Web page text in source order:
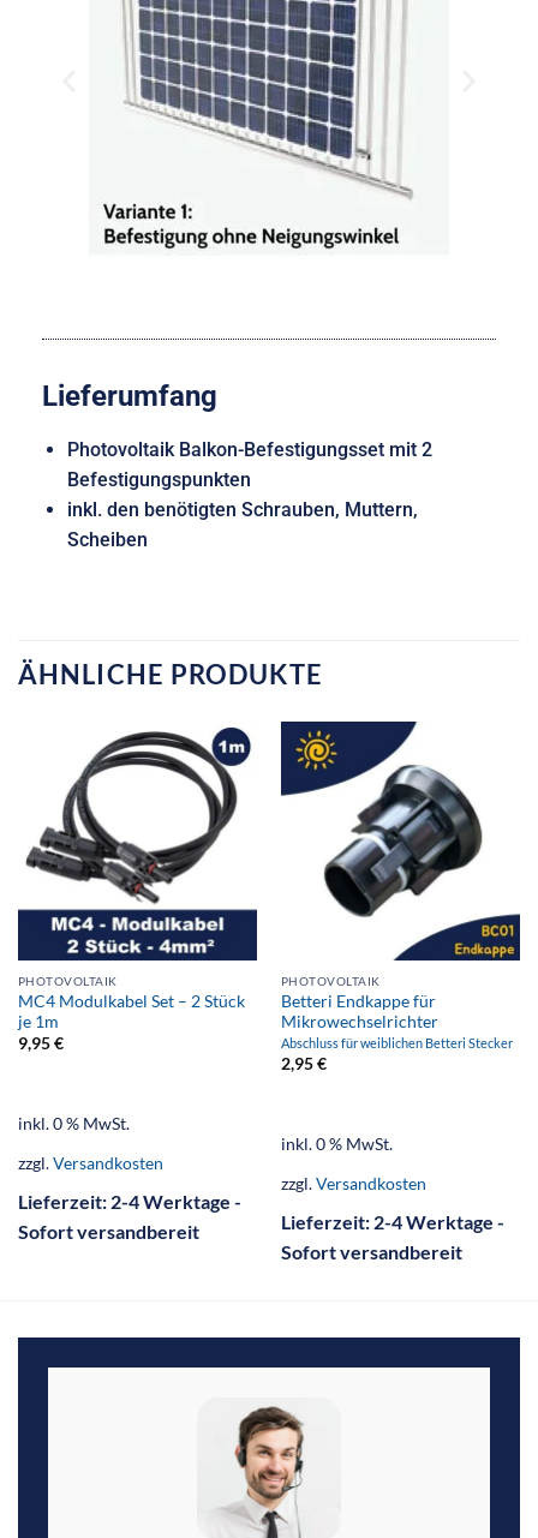
Lieferumfang
Photovoltaik Balkon-Befestigungsset mit 2
Befestigungspunkten
inkl. den benötigten Schrauben, Muttern,
Scheiben
ÄHNLICHE PRODUKTE
PHOTOVOLTAIK
MC4 Modulkabel Set – 2 Stück
je 1m
9,95€
inkl. 0 % MwSt.
zzgl.Versandkosten
Lieferzeit: 2-4 Werktage -
Sofort versandbereit
PHOTOVOLTAIK
Betteri Endkappe für
Mikrowechselrichter
Abschluss für weiblichen Betteri Stecker
2,95€
inkl. 0 % MwSt.
zzgl.Versandkosten
Lieferzeit: 2-4 Werktage -
Sofort versandbereit